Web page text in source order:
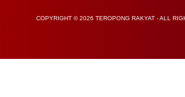
COPYRIGHT © 2026 TEROPONG RAKYAT - ALL